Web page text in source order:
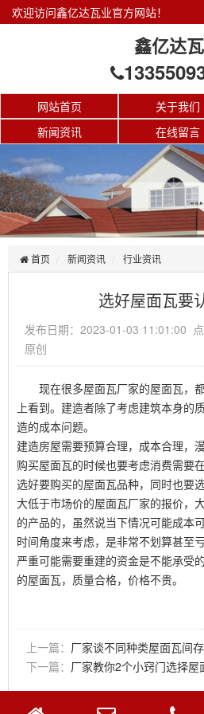
欢迎访问鑫亿达瓦业官方网站！
鑫亿达
网站首页 关于我们
新闻资讯
在线留言
首页 新闻资讯 行业资讯
选好屋面瓦要
发布日期：2023-01-03 11:01:00
原创
现在很多屋面瓦厂家的屋面瓦，
上看到。建造者除了考虑建筑本身的
造的成本问题。
建造房屋需要预算合理，成本合理，
购买屋面瓦的时候也要考虑消费需要在
选好要购买的屋面瓦品种，同时也要
大低于市场价的屋面瓦厂家的报价，
的产品的，虽然说当下情况可能成本
时间角度来考虑，是非常不划算甚至
严重可能需要重建的资金是不能承受
的屋面瓦，质量合格，价格不贵。
上一篇： 厂家谈不同种类屋面瓦间
下一篇： 厂家教你2个小窍门选择屋